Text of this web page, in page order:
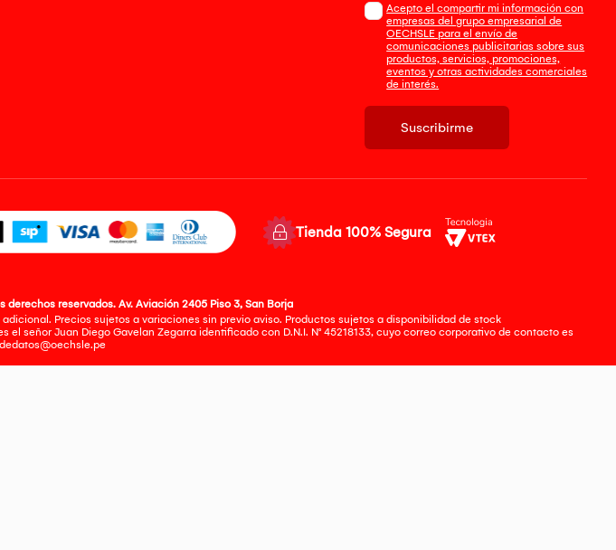
Acepto el compartir mi información con
empresas del grupo empresarial de
OECHSLE para el envío de
comunicaciones publicitarias sobre sus
productos, servicios, promociones,
eventos y otras actividades comerciales
de interés.
Suscribirme
Tienda 100% Segura
derechos reservados. Av. Aviación 2405 Piso 3, San Borja
Precios sujetos a variaciones sin previo aviso. Productos sujetos a disponibilidad de stock
señor Juan Diego Gavelan Zegarra identificado con D.N.I. N° 45218133, cuyo correo corporativo de contacto es